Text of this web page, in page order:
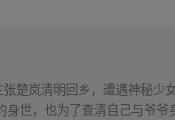
张楚岚清明回乡，遭遇神秘
世，也为了查清自己与爷爷